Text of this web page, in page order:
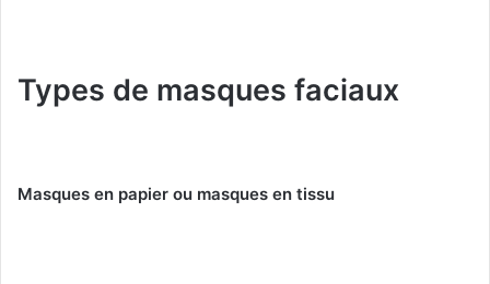
Types de masques faciaux
Masques en papier ou masques en tissu